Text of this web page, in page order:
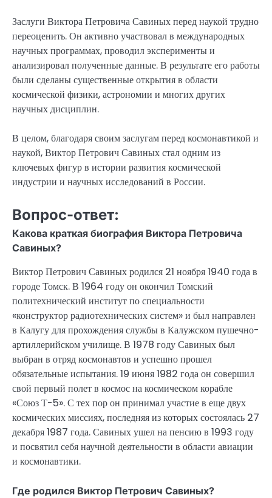
Заслуги Виктора Петровича Савиных перед наукой трудно
переоценить. Он активно участвовал в международных
научных программах, проводил эксперименты и
анализировал полученные данные. В результате его работы
были сделаны существенные открытия в области
космической физики, астрономии и многих других
научных дисциплин.
В целом, благодаря своим заслугам перед космонавтикой и
наукой, Виктор Петрович Савиных стал одним из
ключевых фигур в истории развития космической
индустрии и научных исследований в России.
Вопрос-ответ:
Какова краткая биография Виктора Петровича
Савиных?
Виктор Петрович Савиных родился 21 ноября 1940 года в
городе Томск. В 1964 году он окончил Томский
политехнический институт по специальности
«конструктор радиотехнических систем» и был направлен
в Калугу для прохождения службы в Калужском пушечно-
артиллерийском училище. В 1978 году Савиных был
выбран в отряд космонавтов и успешно прошел
обязательные испытания. 19 июня 1982 года он совершил
свой первый полет в космос на космическом корабле
«Союз Т-5». С тех пор он принимал участие в еще двух
космических миссиях, последняя из которых состоялась 27
декабря 1987 года. Савиных ушел на пенсию в 1993 году
и посвятил себя научной деятельности в области авиации
и космонавтики.
Где родился Виктор Петрович Савиных?